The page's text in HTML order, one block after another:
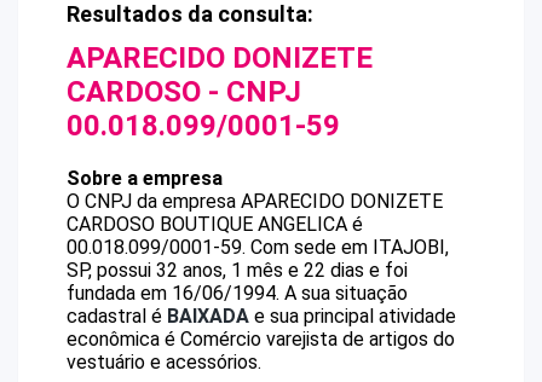
Resultados da consulta:
APARECIDO DONIZETE
CARDOSO - CNPJ
00.018.099/0001-59
Sobre a empresa
O CNPJ da empresa APARECIDO DONIZETE
CARDOSO BOUTIQUE ANGELICA é
00.018.099/0001-59. Com sede em ITAJOBI,
SP, possui 32 anos, 1 mês e 22 dias e foi
fundada em 16/06/1994. A sua situação
cadastral é BAIXADA e sua principal atividade
econômica é Comércio varejista de artigos do
vestuário e acessórios.